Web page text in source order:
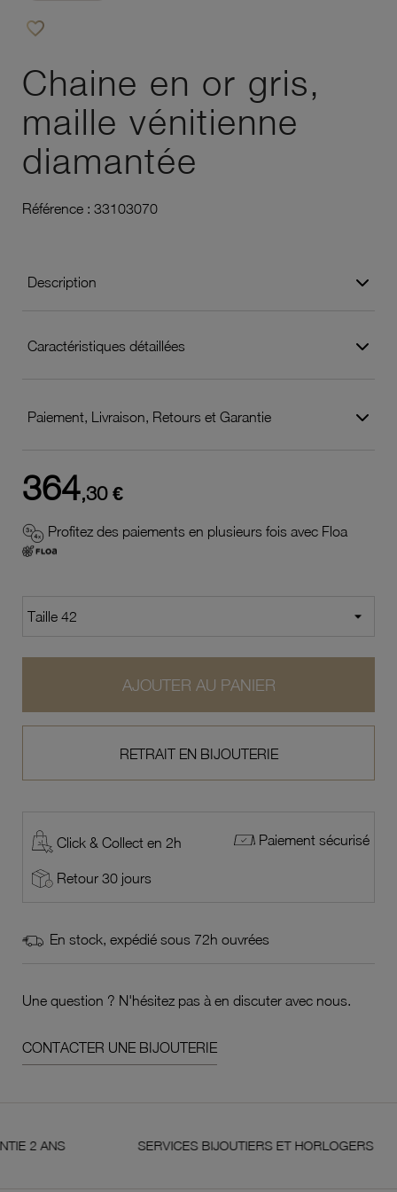
favorite_border
Chaine en or gris,
maille vénitienne
diamantée
Référence : 33103070
Description
Caractéristiques détaillées
Paiement, Livraison, Retours et Garantie
364,30 €
Profitez des paiements en plusieurs fois avec Floa
AJOUTER AU PANIER
RETRAIT EN BIJOUTERIE
Click & Collect en 2h Paiement sécurisé
Retour 30 jours
En stock, expédié sous 72h ouvrées
Une question ? N'hésitez pas à en discuter avec nous.
CONTACTER UNE BIJOUTERIE
SERVICES BIJOUTIERS ET HORLOGERS